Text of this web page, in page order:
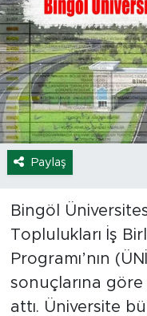
Paylaş
Bingöl
Toplulukları İş
Programı’nın
sonuçlarına göre
attı. Üniversite
Sağlık
Eğitim
Ekonomi
Hava Durumu
Bingöl Kaza